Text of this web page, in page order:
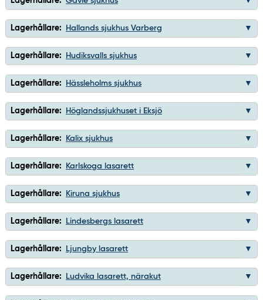
Lagerhållare: Hallands sjukhus Varberg
Lagerhållare: Hudiksvalls sjukhus
Lagerhållare: Hässleholms sjukhus
Lagerhållare: Höglandssjukhuset i Eksjö
Lagerhållare: Kalix sjukhus
Lagerhållare: Karlskoga lasarett
Lagerhållare: Kiruna sjukhus
Lagerhållare: Lindesbergs lasarett
Lagerhållare: Ljungby lasarett
Lagerhållare: Ludvika lasarett, närakut